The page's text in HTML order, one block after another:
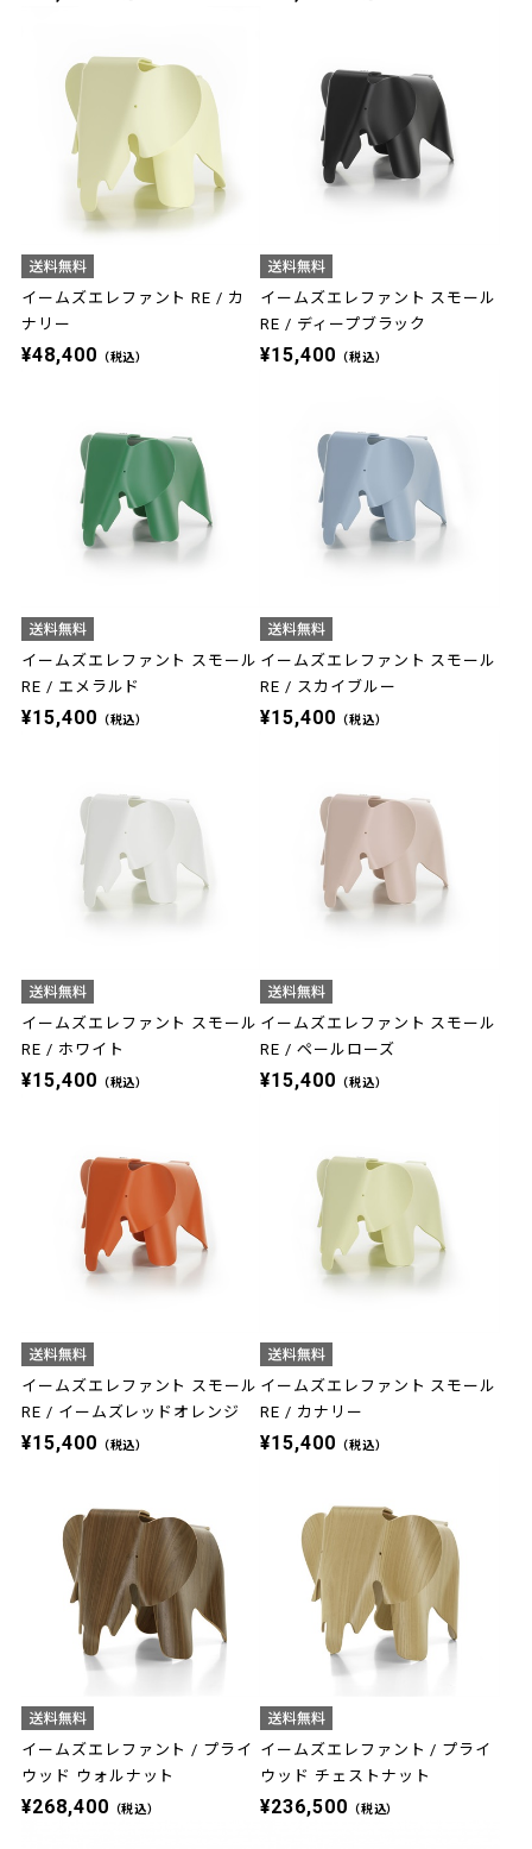
イームズエレファント RE / カ
ナリー
¥48,400 （税込）
イームズエレファント スモール
RE / ディープブラック
¥15,400 （税込）
イームズエレファント スモール
RE / エメラルド
¥15,400 （税込）
イームズエレファント スモール
RE / スカイブルー
¥15,400 （税込）
イームズエレファント スモール
RE / ホワイト
¥15,400 （税込）
イームズエレファント スモール
RE / ペールローズ
¥15,400 （税込）
イームズエレファント スモール
RE / イームズレッドオレンジ
¥15,400 （税込）
イームズエレファント スモール
RE / カナリー
¥15,400 （税込）
イームズエレファント / プライ
ウッド ウォルナット
¥268,400 （税込）
イームズエレファント / プライ
ウッド チェストナット
¥236,500 （税込）